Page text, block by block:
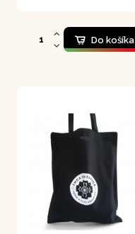
citlivosti k
jemnohmotným
vibráciám i navodeniu
Do košíka